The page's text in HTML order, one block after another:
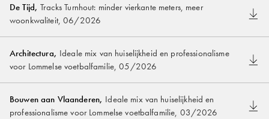
De Tijd, Tracks Turnhout: minder vierkante meters, meer
woonkwaliteit,06/2026
Architectura, Ideale mix van huiselijkheid en professionalisme
voor Lommelse voetbalfamilie,05/2026
Bouwen aan Vlaanderen, Ideale mix van huiselijkheid en
professionalisme voor Lommelse voetbalfamilie, 03/2026